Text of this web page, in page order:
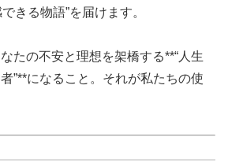
きる物語”を届けます。
たの不安と理想を架橋する**“人生
”**になること。それが私たちの使